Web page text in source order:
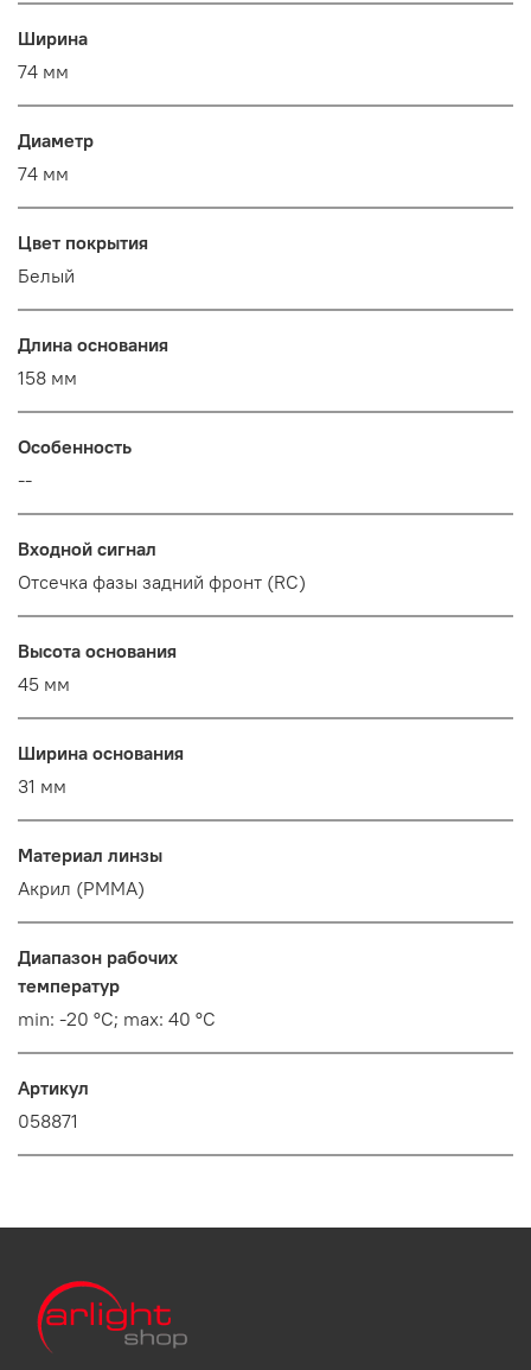
Ширина
74 мм
Диаметр
74 мм
Цвет покрытия
Белый
Длина основания
158 мм
Особенность
--
Входной сигнал
Отсечка фазы задний фронт (RC)
Высота основания
45 мм
Ширина основания
31 мм
Материал линзы
Акрил (PMMA)
Диапазон рабочих
температур
min: -20 °C; max: 40 °C
Артикул
058871